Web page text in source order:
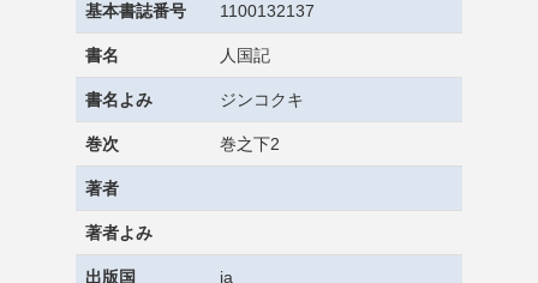
基本書誌番号 1100132137
書名 人国記
書名よみ ジンコクキ
巻次 巻之下2
著者
著者よみ
出版国 ja